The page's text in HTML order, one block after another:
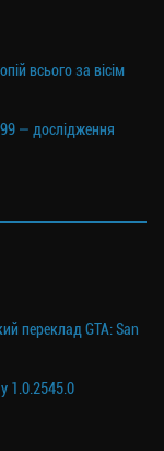
всього за вісім
— дослідження
переклад GTA: San
1.0.2545.0